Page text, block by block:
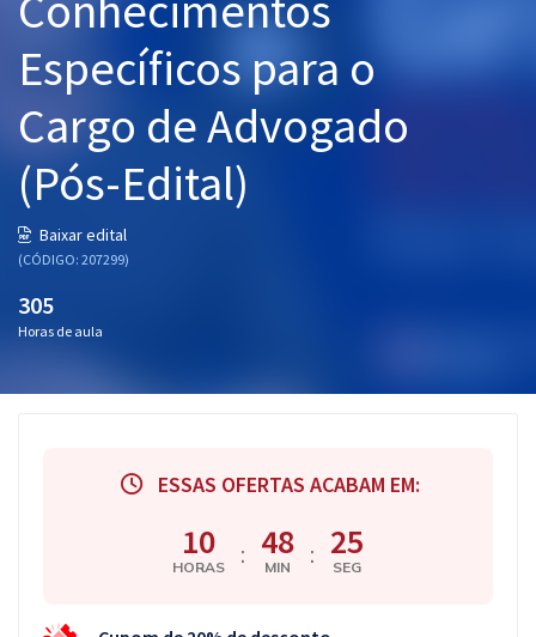
Questões grátis
Conteúdo gratuito
Blog
Aprovados
Específicos para o
Cargo de Advogado
(Pós-Edital)
Baixar edital
(CÓDIGO: 207299)
305
Horas de aula
ESSAS OFERTAS ACABAM EM:
10
HORAS : 48
MIN : 24
SEG